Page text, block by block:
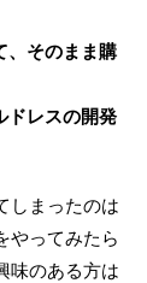
、そのまま購
ドレスの開発
しまったのは
やってみたら
味のある方は